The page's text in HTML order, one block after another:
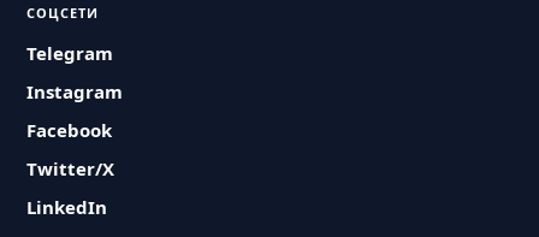
СОЦСЕТИ
Telegram
Instagram
Facebook
Twitter/X
LinkedIn